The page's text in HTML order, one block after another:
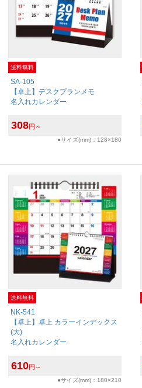
送料無料
SA-105
【卓上】デスクプランメモ
名入れカレンダー
308円～
●サイズ(mm)：128×180
送料無料
NK-541
【卓上】卓上 カラーインデックス
(大)
名入れカレンダー
610円～
●サイズ(mm)：180×210